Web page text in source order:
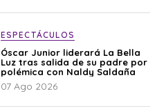
ESPECTÁCULOS
Óscar Junior liderará La Bella
Luz tras salida de su padre por
polémica con Naldy Saldaña
07 Ago 2026